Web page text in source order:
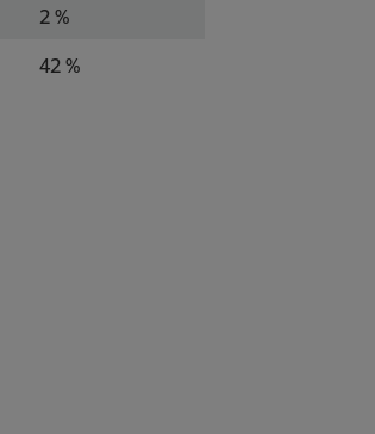
2 %
42 %